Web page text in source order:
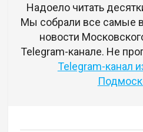
Надоело читать
Мы собрали все самые
новости
Telegram-канале. Не
Telegram-канал